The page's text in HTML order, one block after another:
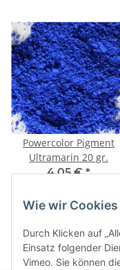
Wie wir
Durch Klicken auf
Einsatz folgender
Vimeo. Sie können
Powercolor Pigment
Ultramarin 20 gr.
4,05 €*